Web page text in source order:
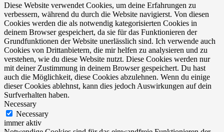
Diese Website verwendet Cookies, um deine Erfahrungen zu
verbessern, während du durch die Website navigierst. Von diesen
Cookies werden die als notwendig kategorisierten Cookies in
deinem Browser gespeichert, da sie für das Funktionieren der
Grundfunktionen der Website unerlässlich sind. Ich verwende auch
Cookies von Drittanbietern, die mir helfen zu analysieren und zu
verstehen, wie du diese Website nutzt. Diese Cookies werden nur
mit deiner Zustimmung in deinem Browser gespeichert. Du hast
auch die Möglichkeit, diese Cookies abzulehnen. Wenn du einige
dieser Cookies ablehnst, kann dies jedoch Auswirkungen auf dein
Surfverhalten haben.
Necessary
Necessary
immer aktiv